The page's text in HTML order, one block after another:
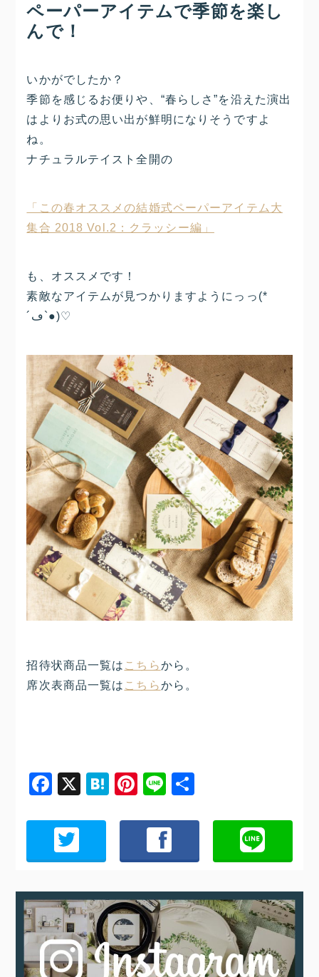
ペーパーアイテムで季節を楽し
んで！
いかがでしたか？
季節を感じるお便りや、“春らしさ”を沿えた演出
はよりお式の思い出が鮮明になりそうですよ
ね。
ナチュラルテイスト全開の
「この春オススメの結婚式ペーパーアイテム大
集合 2018 Vol.2：クラッシー編」
も、オススメです！
素敵なアイテムが見つかりますようにっっ(*
´ڡ`●)♡
招待状商品一覧は こちらから。
席次表商品一覧は こちらから。
Facebook
X Hatena
Pinterest
Line